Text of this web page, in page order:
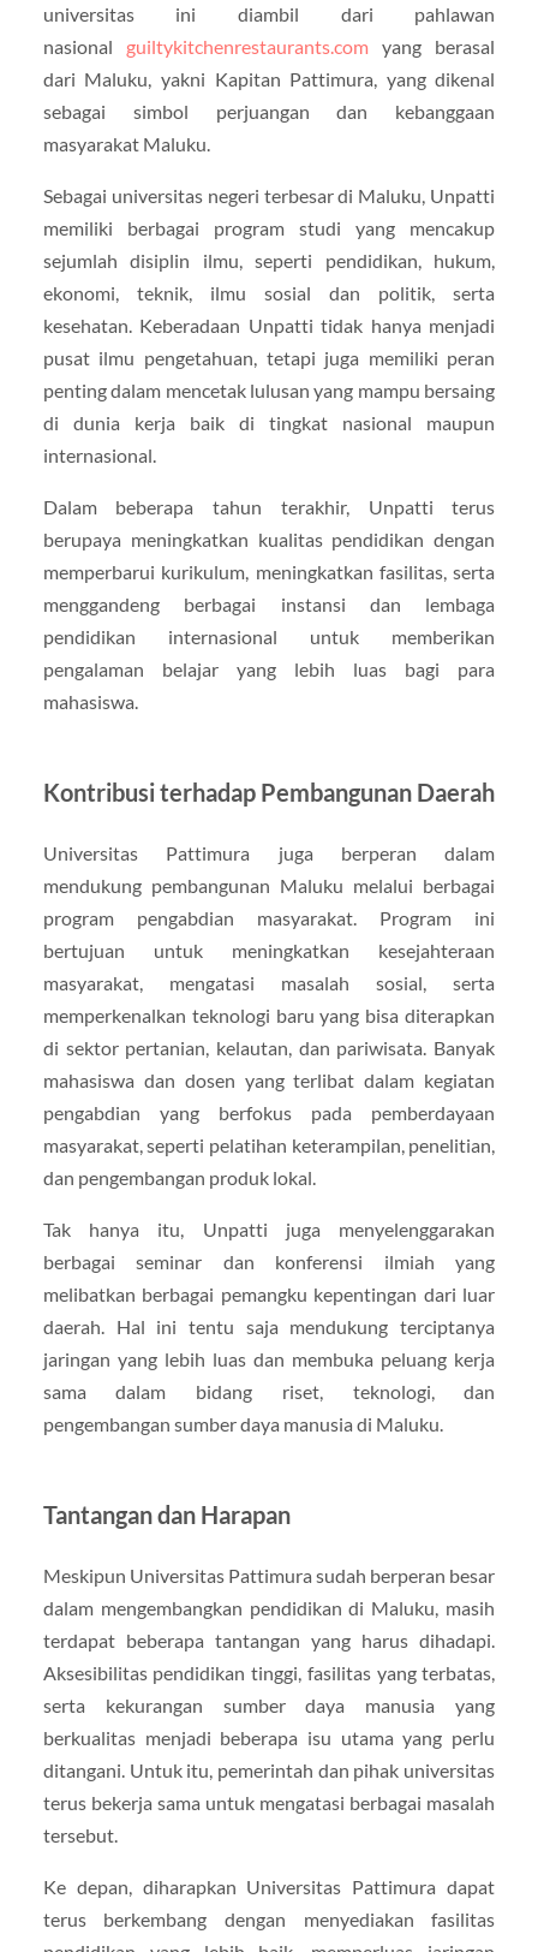
universitas ini diambil dari pahlawan
nasional guiltykitchenrestaurants.com yang berasal
dari Maluku, yakni Kapitan Pattimura, yang dikenal
sebagai simbol perjuangan dan kebanggaan
masyarakat Maluku.
Sebagai universitas negeri terbesar di Maluku, Unpatti
memiliki berbagai program studi yang mencakup
sejumlah disiplin ilmu, seperti pendidikan, hukum,
ekonomi, teknik, ilmu sosial dan politik, serta
kesehatan. Keberadaan Unpatti tidak hanya menjadi
pusat ilmu pengetahuan, tetapi juga memiliki peran
penting dalam mencetak lulusan yang mampu bersaing
di dunia kerja baik di tingkat nasional maupun
internasional.
Dalam beberapa tahun terakhir, Unpatti terus
berupaya meningkatkan kualitas pendidikan dengan
memperbarui kurikulum, meningkatkan fasilitas, serta
menggandeng berbagai instansi dan lembaga
pendidikan internasional untuk memberikan
pengalaman belajar yang lebih luas bagi para
mahasiswa.
Kontribusi terhadap Pembangunan Daerah
Universitas Pattimura juga berperan dalam
mendukung pembangunan Maluku melalui berbagai
program pengabdian masyarakat. Program ini
bertujuan untuk meningkatkan kesejahteraan
masyarakat, mengatasi masalah sosial, serta
memperkenalkan teknologi baru yang bisa diterapkan
di sektor pertanian, kelautan, dan pariwisata. Banyak
mahasiswa dan dosen yang terlibat dalam kegiatan
pengabdian yang berfokus pada pemberdayaan
masyarakat, seperti pelatihan keterampilan, penelitian,
dan pengembangan produk lokal.
Tak hanya itu, Unpatti juga menyelenggarakan
berbagai seminar dan konferensi ilmiah yang
melibatkan berbagai pemangku kepentingan dari luar
daerah. Hal ini tentu saja mendukung terciptanya
jaringan yang lebih luas dan membuka peluang kerja
sama dalam bidang riset, teknologi, dan
pengembangan sumber daya manusia di Maluku.
Tantangan dan Harapan
Meskipun Universitas Pattimura sudah berperan besar
dalam mengembangkan pendidikan di Maluku, masih
terdapat beberapa tantangan yang harus dihadapi.
Aksesibilitas pendidikan tinggi, fasilitas yang terbatas,
serta kekurangan sumber daya manusia yang
berkualitas menjadi beberapa isu utama yang perlu
ditangani. Untuk itu, pemerintah dan pihak universitas
terus bekerja sama untuk mengatasi berbagai masalah
tersebut.
Ke depan, diharapkan Universitas Pattimura dapat
terus berkembang dengan menyediakan fasilitas